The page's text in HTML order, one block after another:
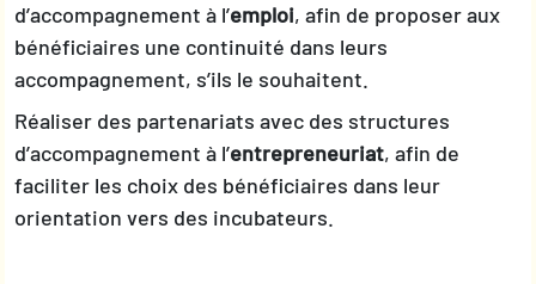
d’accompagnement à l’emploi, afin de proposer aux
bénéficiaires une continuité dans leurs
accompagnement, s’ils le souhaitent.
Réaliser des partenariats avec des structures
d’accompagnement à l’entrepreneuriat, afin de
faciliter les choix des bénéficiaires dans leur
orientation vers des incubateurs.